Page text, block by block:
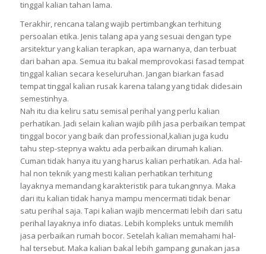
tinggal kalian tahan lama.
Terakhir, rencana talang wajib pertimbangkan terhitung
persoalan etika. Jenis talang apa yang sesuai dengan type
arsitektur yang kalian terapkan, apa warnanya, dan terbuat
dari bahan apa. Semua itu bakal memprovokasi fasad tempat
tinggal kalian secara keseluruhan. Jangan biarkan fasad
tempat tinggal kalian rusak karena talang yang tidak didesain
semestinhya.
Nah itu dia keliru satu semisal perihal yang perlu kalian
perhatikan. Jadi selain kalian wajib pilih jasa perbaikan tempat
tinggal bocor yang baik dan professional,kalian juga kudu
tahu step-stepnya waktu ada perbaikan dirumah kalian.
Cuman tidak hanya itu yang harus kalian perhatikan. Ada hal-
hal non teknik yang mesti kalian perhatikan terhitung
layaknya memandang karakteristik para tukangnnya. Maka
dari itu kalian tidak hanya mampu mencermati tidak benar
satu perihal saja. Tapi kalian wajib mencermati lebih dari satu
perihal layaknya info diatas. Lebih kompleks untuk memilih
jasa perbaikan rumah bocor. Setelah kalian memahami hal-
hal tersebut. Maka kalian bakal lebih gampang gunakan jasa